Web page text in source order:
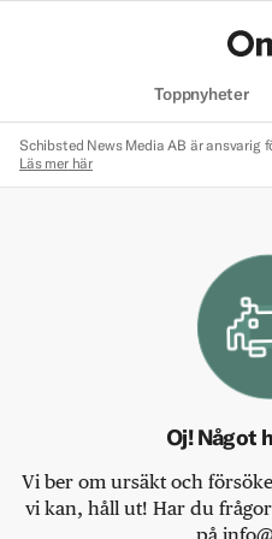
Toppnyheter
Schibsted News Media AB är ansvarig
Läs mer här
Oj! Något
Vi ber om ursäkt och
vi kan, håll ut! Har du